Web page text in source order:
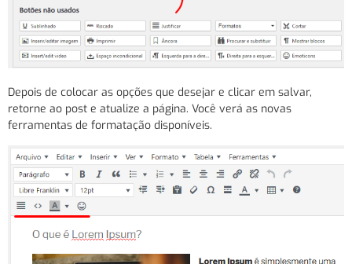
Depois de colocar as opções que desejar e clicar em salvar,
retorne ao post e atualize a página. Você verá as novas
ferramentas de formatação disponíveis.